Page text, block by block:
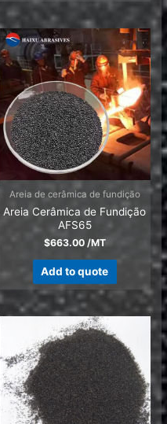
Areia de cerâmica de fundição
Areia Cerâmica de Fundição
AFS65
$663.00/MT
Add to quote